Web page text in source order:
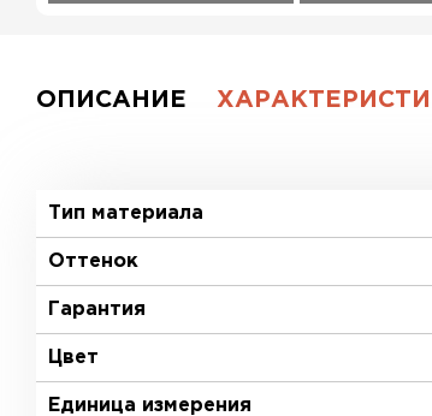
ОПИСАНИЕ
Тип материала
Оттенок
Гарантия
Цвет
Единица измерения